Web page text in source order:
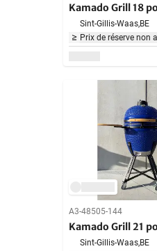
Kamado Grill 18
Sint-Gillis-Waas,BE
Prix de réserve non
A3-48505-144
Kamado Grill 21
Sint-Gillis-Waas,BE